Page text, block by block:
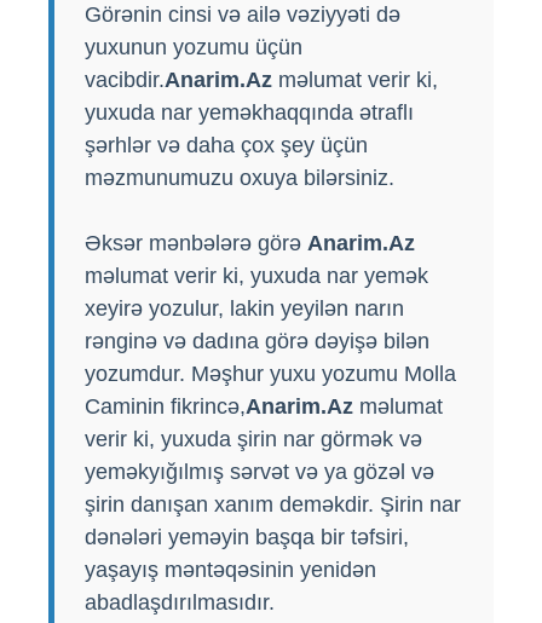
Görənin cinsi və ailə vəziyyəti də
yuxunun yozumu üçün
vacibdir.Anarim.Az məlumat verir ki,
yuxuda nar yeməkhaqqında ətraflı
şərhlər və daha çox şey üçün
məzmunumuzu oxuya bilərsiniz.
Əksər mənbələrə görə Anarim.Az
məlumat verir ki, yuxuda nar yemək
xeyirə yozulur, lakin yeyilən narın
rənginə və dadına görə dəyişə bilən
yozumdur. Məşhur yuxu yozumu Molla
Caminin fikrincə,Anarim.Az məlumat
verir ki, yuxuda şirin nar görmək və
yeməkyığılmış sərvət və ya gözəl və
şirin danışan xanım deməkdir. Şirin nar
dənələri yeməyin başqa bir təfsiri,
yaşayış məntəqəsinin yenidən
abadlaşdırılmasıdır.